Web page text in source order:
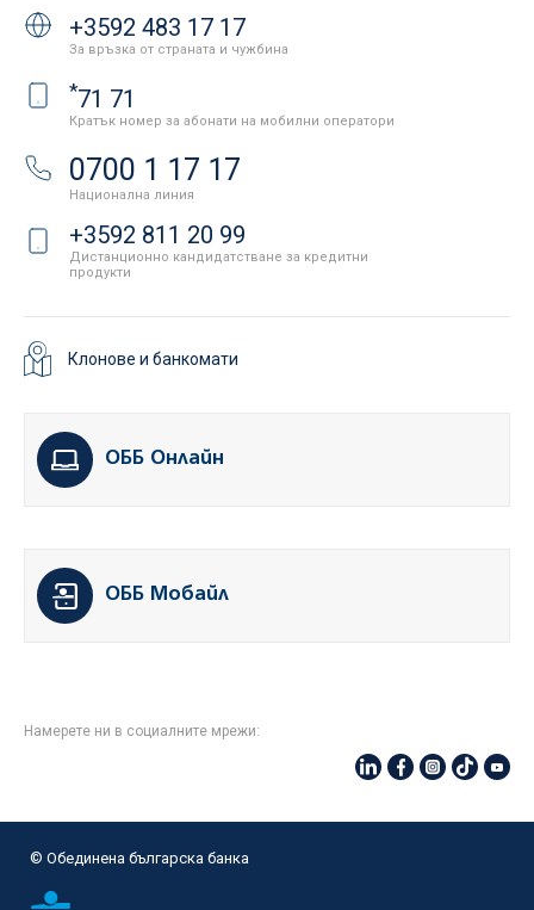
+3592 483 17 17
За връзка от страната и чужбина
*71 71
Кратък номер за абонати на мобилни оператори
0700 1 17 17
Национална линия
+3592 811 20 99
Дистанционно кандидатстване за кредитни
продукти
Клонове и банкомати
ОББ Онлайн
ОББ Мобайл
Намерете ни в социалните мрежи:
© Oбединена българска банка